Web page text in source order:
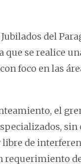
del
que se realice
foco en las
el
libre de
requerimiento